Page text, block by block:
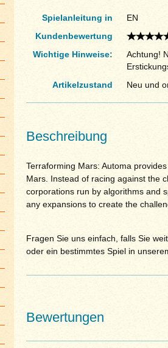
Spielanleitung in
EN
Kundenbewertung
Wichtige Hinweise:
Achtung!
Artikelzustand
Neu und
Beschreibung
Terraforming Mars: Automa
Mars. Instead of racing against the
corporations run by algorithms and
any expansions to create the
Fragen Sie uns einfach, falls Sie
oder ein bestimmtes Spiel in
Bewertungen